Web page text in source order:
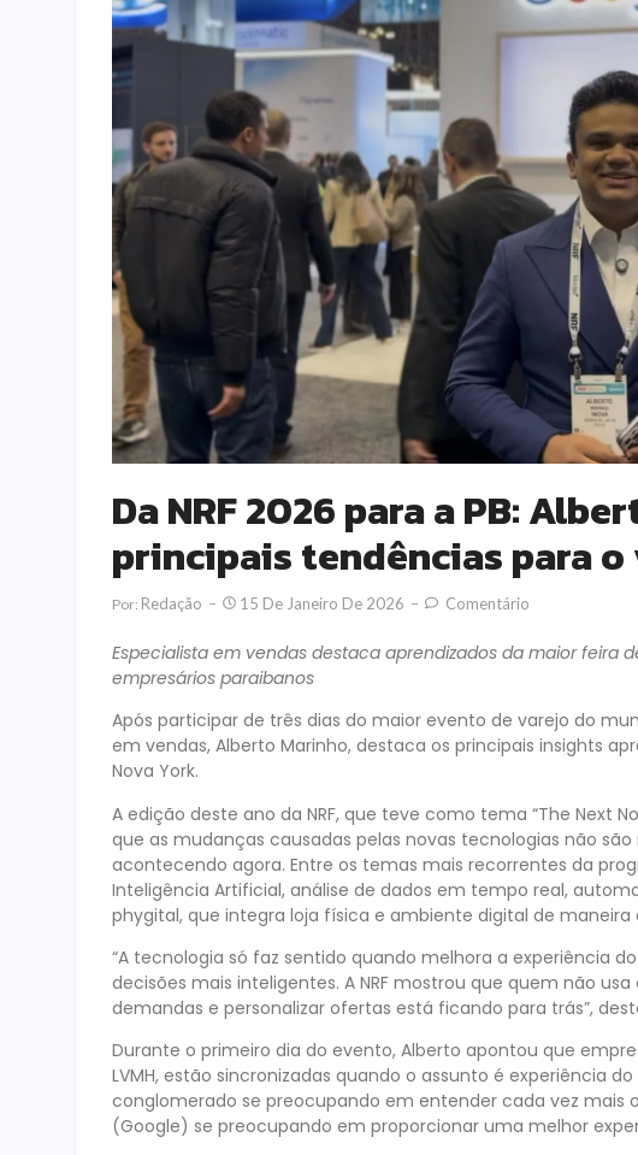
Da NRF 2026 para a PB:
principais tendências para o
Por: Redação 15 De Janeiro De 2026 Comentário
Especialista em vendas destaca aprendizados da maior feira
empresários paraibanos
Após participar de três dias do maior evento de varejo do
em vendas, Alberto Marinho, destaca os principais insights
Nova York.
A edição deste ano da NRF, que teve como tema “The Next
que as mudanças causadas pelas novas tecnologias não
acontecendo agora. Entre os temas mais recorrentes da
Inteligência Artificial, análise de dados em tempo real,
phygital, que integra loja física e ambiente digital de maneira
“A tecnologia só faz sentido quando melhora a experiência
decisões mais inteligentes. A NRF mostrou que quem não
demandas e personalizar ofertas está ficando para trás”,
Durante o primeiro dia do evento, Alberto apontou que
LVMH, estão sincronizadas quando o assunto é experiência
conglomerado se preocupando em entender cada vez mais
(Google) se preocupando em proporcionar uma melhor